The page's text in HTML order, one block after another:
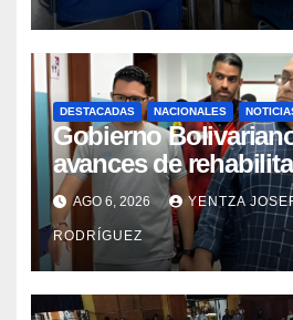
DESTACADAS NACIONALES
Gobierno
avances de
en el Hospital Dr.
Vargas
AGO 6, 2026 YENTZA
RODRÍGUEZ